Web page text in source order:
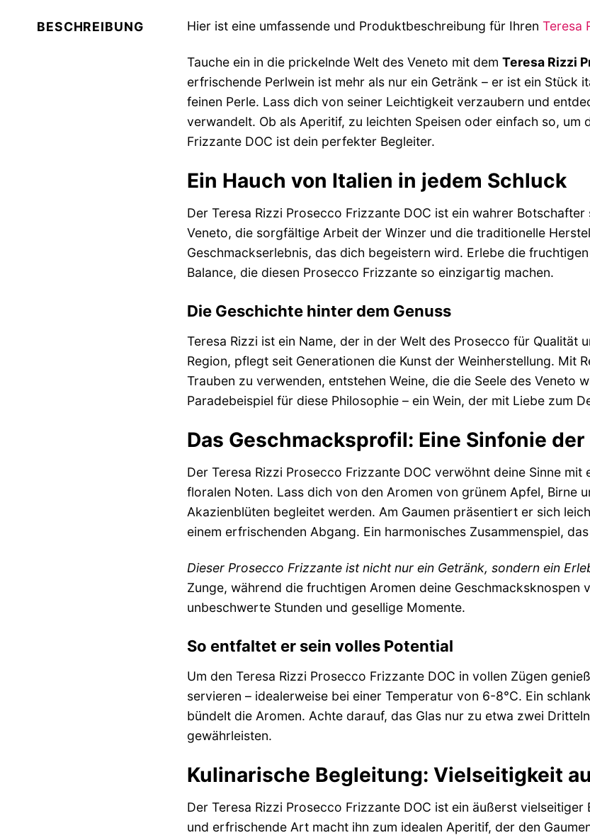
BESCHREIBUNG Hier ist eine umfassende und Produktbeschreibung für Ihren Teresa
Tauche ein in die prickelnde Welt des Veneto mit dem Teresa Rizzi
erfrischende Perlwein ist mehr als nur ein Getränk – er ist ein Stück
feinen Perle. Lass dich von seiner Leichtigkeit verzaubern und
verwandelt. Ob als Aperitif, zu leichten Speisen oder einfach so, um
Frizzante DOC ist dein perfekter Begleiter.
Ein Hauch von Italien in jedem Schluck
Der Teresa Rizzi Prosecco Frizzante DOC ist ein wahrer
Veneto, die sorgfältige Arbeit der Winzer und die traditionelle
Geschmackserlebnis, das dich begeistern wird. Erlebe die
Balance, die diesen Prosecco Frizzante so einzigartig machen.
Die Geschichte hinter dem Genuss
Teresa Rizzi ist ein Name, der in der Welt des Prosecco für Qualität
Region, pflegt seit Generationen die Kunst der Weinherstellung. Mit
Trauben zu verwenden, entstehen Weine, die die Seele des Veneto
Paradebeispiel für diese Philosophie – ein Wein, der mit Liebe zum
Das Geschmacksprofil: Eine Sinfonie
Der Teresa Rizzi Prosecco Frizzante DOC verwöhnt deine Sinne
floralen Noten. Lass dich von den Aromen von grünem Apfel, Birne
Akazienblüten begleitet werden. Am Gaumen präsentiert er sich
einem erfrischenden Abgang. Ein harmonisches Zusammenspiel,
Dieser Prosecco Frizzante ist nicht nur ein Getränk, sondern ein
Zunge, während die fruchtigen Aromen deine
unbeschwerte Stunden und gesellige Momente.
So entfaltet er sein volles Potential
Um den Teresa Rizzi Prosecco Frizzante DOC in vollen Zügen
servieren – idealerweise bei einer Temperatur von 6-8°C. Ein
bündelt die Aromen. Achte darauf, das Glas nur zu etwa zwei
gewährleisten.
Kulinarische Begleitung: Vielseitigkeit
Der Teresa Rizzi Prosecco Frizzante DOC ist ein äußerst
und erfrischende Art macht ihn zum idealen Aperitif, der den